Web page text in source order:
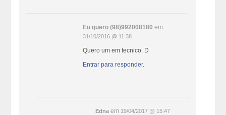
Eu quero (98)992008180 em
31/10/2016 @ 11:38
Quero um em tecnico. D
Entrar para responder.
Edna em 19/04/2017 @ 15:47